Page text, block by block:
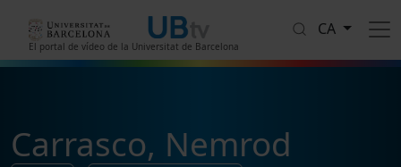
El portal de vídeo de la Universitat de Barcelona
CA
Carrasco, Nemrod